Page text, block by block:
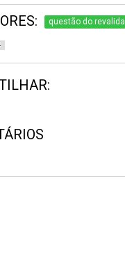
questão do revalida